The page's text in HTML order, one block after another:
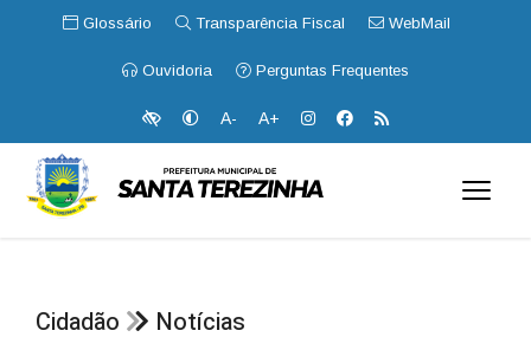
Glossário Transparência Fiscal WebMail
Ouvidoria Perguntas Frequentes
A- A+
Cidadão Notícias